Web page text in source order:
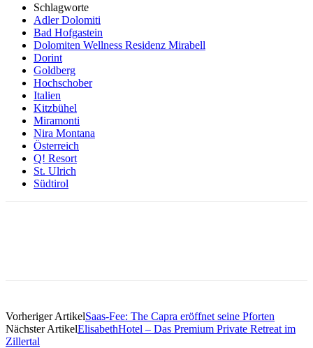
Schlagworte
Adler Dolomiti
Bad Hofgastein
Dolomiten Wellness Residenz Mirabell
Dorint
Goldberg
Hochschober
Italien
Kitzbühel
Miramonti
Nira Montana
Österreich
Q! Resort
St. Ulrich
Südtirol
Vorheriger ArtikelSaas-Fee: The Capra eröffnet seine Pforten
Nächster ArtikelElisabethHotel – Das Premium Private Retreat im
Zillertal